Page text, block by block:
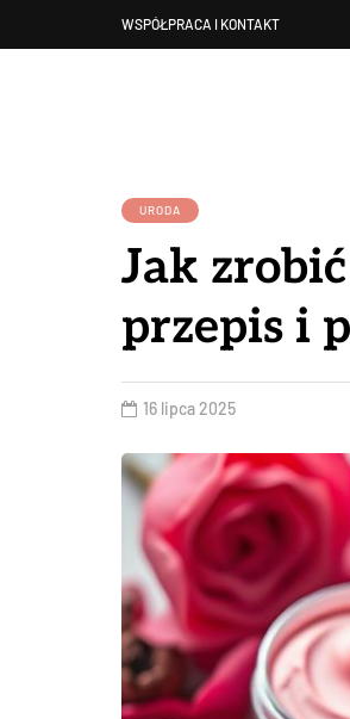
WSPÓŁPRACA I KONTAKT
URODA
Jak
przepis i
16 lipca 2025